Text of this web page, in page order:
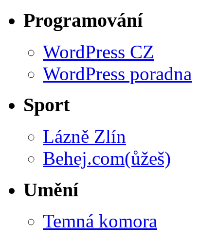
Programování
WordPress CZ
WordPress poradna
Sport
Lázně Zlín
Behej.com(ůžeš)
Umění
Temná komora